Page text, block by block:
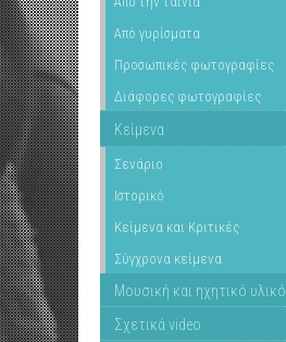
Από γυρίσματα
Προσωπικές φωτογραφίες
Διάφορες φωτογραφίες
Κείμενα
Σενάριο
Ιστορικό
Κείμενα και Κριτικές
Σύγχρονα κείμενα
Μουσική και ηχητικό υλικό
Σχετικά video